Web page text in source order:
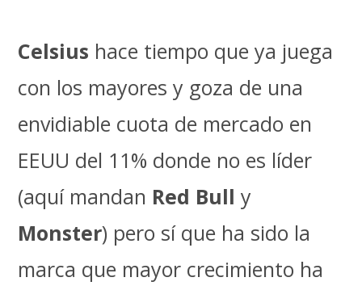
Celsius hace tiempo que ya juega
con los mayores y goza de una
envidiable cuota de mercado en
EEUU del 11% donde no es líder
(aquí mandan Red Bull y
Monster) pero sí que ha sido la
marca que mayor crecimiento ha